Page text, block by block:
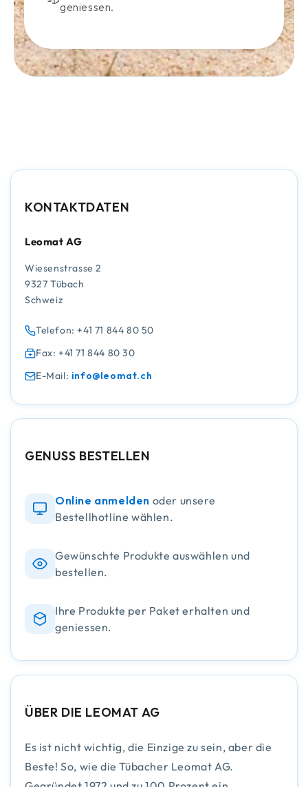
geniessen.
KONTAKTDATEN
Leomat AG
Wiesenstrasse 2
9327 Tübach
Schweiz
Telefon: +41 71 844 80 50
Fax: +41 71 844 80 30
E-Mail: info@leomat.ch
GENUSS BESTELLEN
Online anmelden oder unsere
Bestellhotline wählen.
Gewünschte Produkte auswählen und
bestellen.
Ihre Produkte per Paket erhalten und
geniessen.
ÜBER DIE LEOMAT AG
Es ist nicht wichtig, die Einzige zu sein, aber die
Beste! So, wie die Tübacher Leomat AG.